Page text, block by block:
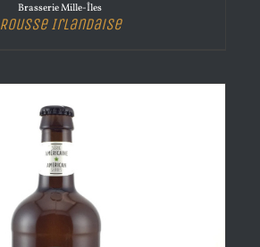
Brasserie Mille-Îles
Rousse Irlandaise